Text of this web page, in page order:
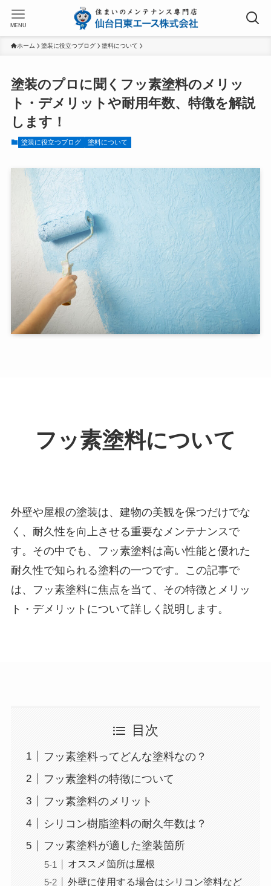
MENU
ホーム 塗装に役立つブログ 塗料について
塗装のプロに聞くフッ素塗料のメリッ
ト・デメリットや耐用年数、特徴を解説
します！
塗装に役立つブログ 塗料について
フッ素塗料について
外壁や屋根の塗装は、建物の美観を保つだけでな
く、耐久性を向上させる重要なメンテナンスで
す。その中でも、フッ素塗料は高い性能と優れた
耐久性で知られる塗料の一つです。この記事で
は、フッ素塗料に焦点を当て、その特徴とメリッ
ト・デメリットについて詳しく説明します。
目次
フッ素塗料ってどんな塗料なの？
フッ素塗料の特徴について
フッ素塗料のメリット
シリコン樹脂塗料の耐久年数は？
フッ素塗料が適した塗装箇所
オススメ箇所は屋根
外壁に使用する場合はシリコン塗料など